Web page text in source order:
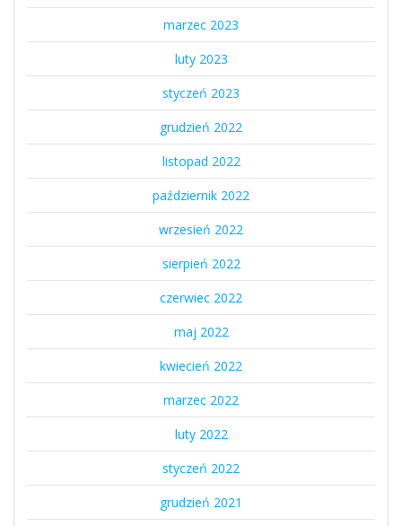
marzec 2023
luty 2023
styczeń 2023
grudzień 2022
listopad 2022
październik 2022
wrzesień 2022
sierpień 2022
czerwiec 2022
maj 2022
kwiecień 2022
marzec 2022
luty 2022
styczeń 2022
grudzień 2021